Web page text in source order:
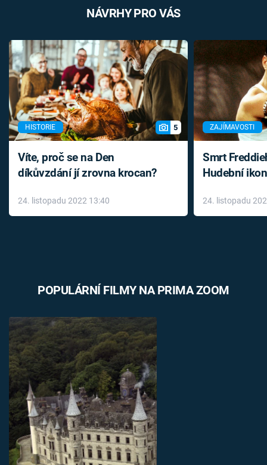
NÁVRHY PRO VÁS
HISTORIE 5
Víte, proč se na Den
díkůvzdání jí zrovna krocan?
24. listopadu 2022 13:40
ZAJÍMAVOSTI
Smrt
Hudební
léky
24. listopadu
POPULÁRNÍ FILMY NA PRIMA ZOOM